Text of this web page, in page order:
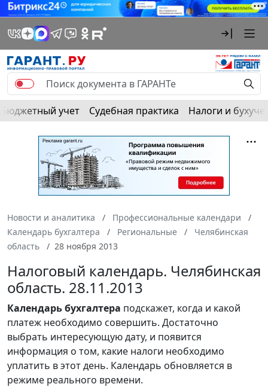
Бюджетный учет Судебная практика Налоги и
Новости и аналитика
Профессиональные календари
Календарь бухгалтера
Региональные
Челябинская
область
28 ноября 2013
Налоговый календарь. Челябинская
область. 28.11.2013
Календарьбухгалтера подскажет, когда и какой
платеж необходимо совершить. Достаточно
выбрать интересующую дату, и появится
информация о том, какие налоги необходимо
уплатить в этот день. Календарь обновляется в
режиме реального времени.